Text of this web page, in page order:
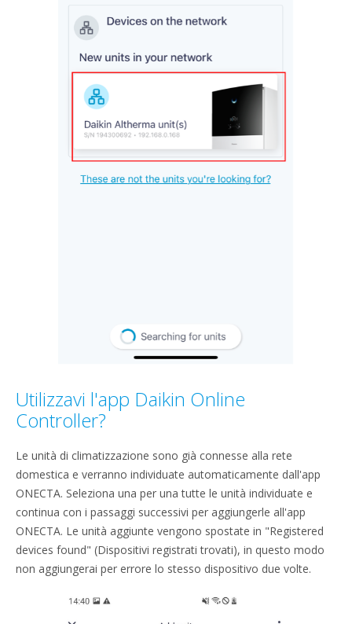
Utilizzavi l'app Daikin Online
Controller?
Le unità di climatizzazione sono già connesse alla rete
domestica e verranno individuate automaticamente dall'app
ONECTA. Seleziona una per una tutte le unità individuate e
continua con i passaggi successivi per aggiungerle all'app
ONECTA. Le unità aggiunte vengono spostate in "Registered
devices found" (Dispositivi registrati trovati), in questo modo
non aggiungerai per errore lo stesso dispositivo due volte.